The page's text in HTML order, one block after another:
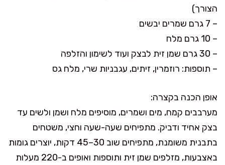
הצורך)
– 7 גרם שמרים יבשים
– 10 גרם מלח
– 30 גרם שמן זית לבצק ועוד לשימון והזלפה
– תוספות: רוזמרין, זיתים, עגבניות שרי, מלח גס
אופן הכנה בקצרה:
מערבבים קמח, מים ושמרים, מוסיפים מלח ושמן ולשים עד
בצק אחיד ודביק. מתפיחים שעה-שעה וחצי, משטחים
בתבנית משומנת, מתפיחים שוב 30–45 דקות, יוצרים גומות
באצבעות, מזלפים שמן זית ותוספות ואופים ב-220 מעלות